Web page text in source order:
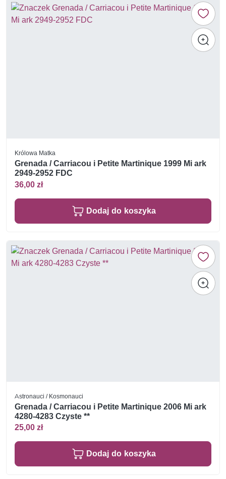
Królowa Matka
Grenada / Carriacou i Petite Martinique 1999 Mi ark
2949-2952 FDC
36,00 zł
Dodaj do koszyka
Astronauci / Kosmonauci
Grenada / Carriacou i Petite Martinique 2006 Mi ark
4280-4283 Czyste **
25,00 zł
Dodaj do koszyka